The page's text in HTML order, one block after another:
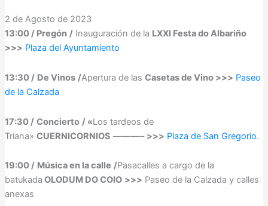
2 de Agosto de 2023
13:00 / Pregón /Inauguración de la LXXI Festa do Albariño
>>> Plaza del Ayuntamiento
13:30 / De Vinos /Apertura de las Casetas de Vino >>> Paseo
de la Calzada
17:30 / Concierto / «Los tardeos de
Triana» CUERNICORNIOS ———– >>> Plaza de San Gregorio.
19:00 / Música en la calle /Pasacalles a cargo de la
batukada OLODUM DO COIO >>> Paseo de la Calzada y calles
anexas